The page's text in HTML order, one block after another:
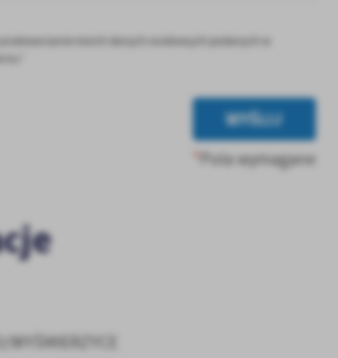
moich danych osobowych podanych w
WYŚLIJ
Pola wymagane